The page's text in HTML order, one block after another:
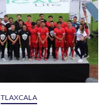
TLAXCALA